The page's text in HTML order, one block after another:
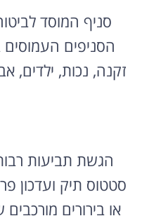
הסניפים העמוסים
זקנה, נכות, ילדים,
הגשת תביעות
סטטוס תיק ועדכון
או בירורים